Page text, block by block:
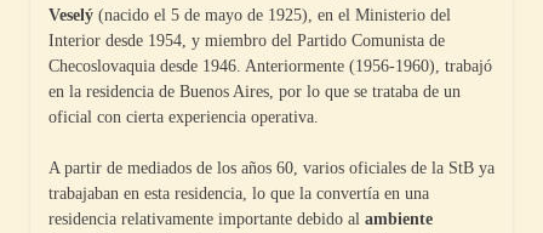
Veselý (nacido el 5 de mayo de 1925), en el Ministerio del
Interior desde 1954, y miembro del Partido Comunista de
Checoslovaquia desde 1946. Anteriormente (1956-1960), trabajó
en la residencia de Buenos Aires, por lo que se trataba de un
oficial con cierta experiencia operativa.
A partir de mediados de los años 60, varios oficiales de la StB ya
trabajaban en esta residencia, lo que la convertía en una
residencia relativamente importante debido al ambiente